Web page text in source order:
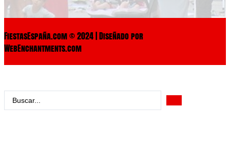
FiestasEspaña.com © 2024 | Diseñado por
WebEnchantments.com